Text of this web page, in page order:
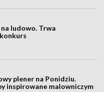
ludowo. Trwa
plener na Ponidziu.
inspirowane malowniczym